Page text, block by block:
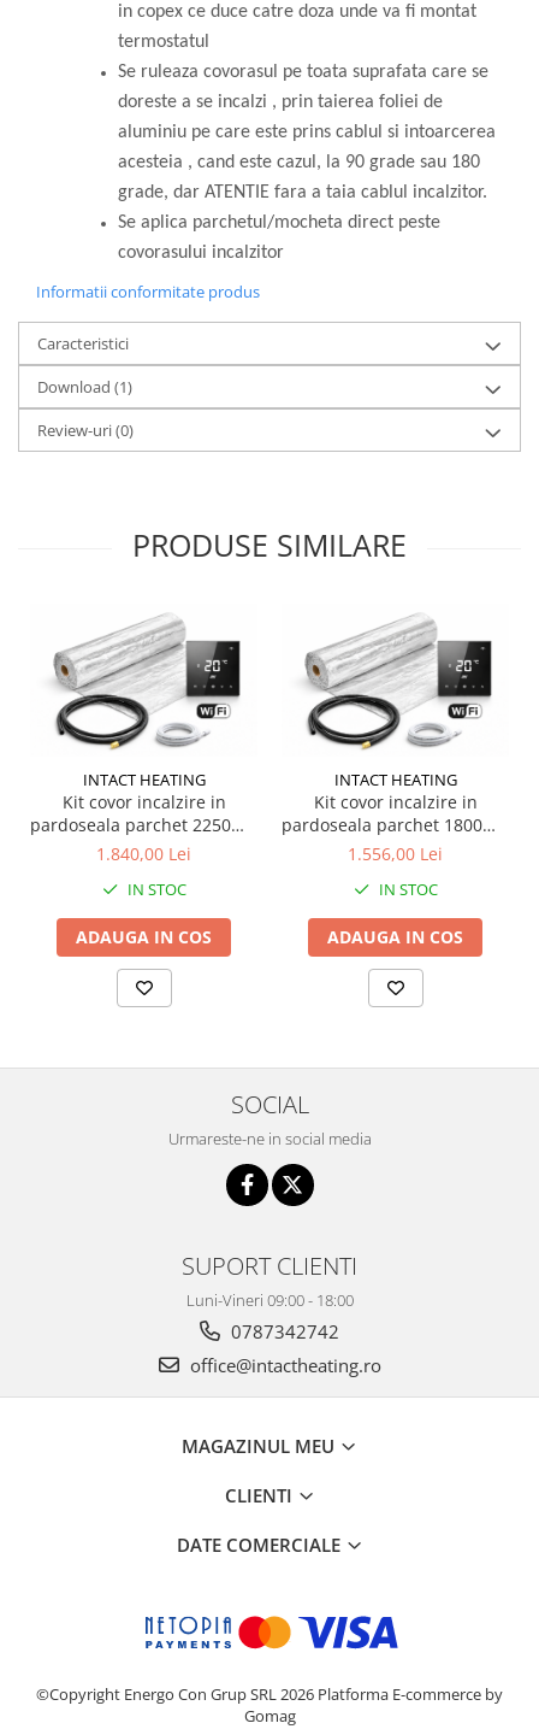
in copex ce duce catre doza unde va fi montat
termostatul
Se ruleaza covorasul pe toata suprafata care se
doreste a se incalzi , prin taierea foliei de
aluminiu pe care este prins cablul si intoarcerea
acesteia , cand este cazul, la 90 grade sau 180
grade, dar ATENTIE fara a taia cablul incalzitor.
Se aplica parchetul/mocheta direct peste
covorasului incalzitor
Informatii conformitate produs
Caracteristici
Download (1)
Review-uri(0)
PRODUSE SIMILARE
INTACT HEATING
Kit covor incalzire in
pardoseala parchet 2250W -
15.0m2 cu termostat
1.840,00 Lei
IN STOC
ADAUGA IN COS
INTACT HEATING
Kit covor incalzire in
pardoseala parchet 1800W -
12.0m2 cu termostat
1.556,00 Lei
IN STOC
ADAUGA IN COS
SOCIAL
Urmareste-ne in social media
SUPORT CLIENTI
Luni-Vineri 09:00 - 18:00
0787342742
office@intactheating.ro
MAGAZINUL MEU
CLIENTI
DATE COMERCIALE
©Copyright Energo Con Grup SRL 2026 Platforma E-commerce by
Gomag